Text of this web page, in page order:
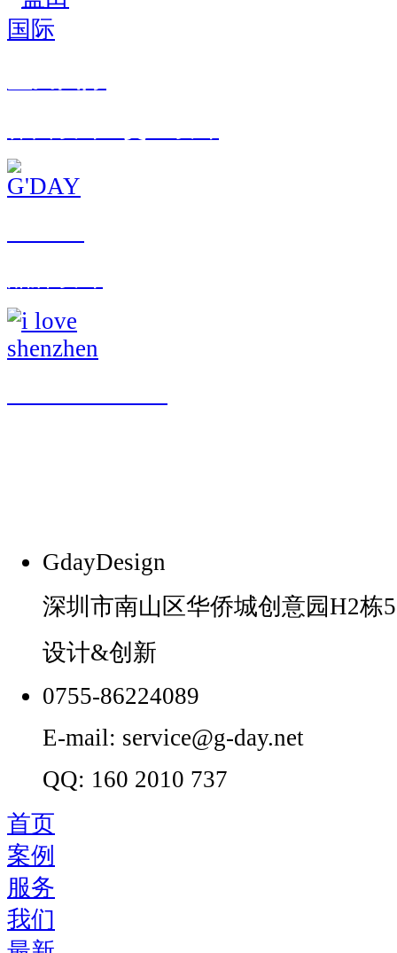
GdayDesign
深圳市南山区华侨城创意园H2栋
设计&创新
0755-86224089
E-mail: service@g-day.net
QQ: 160 2010 737
首页
案例
服务
我们